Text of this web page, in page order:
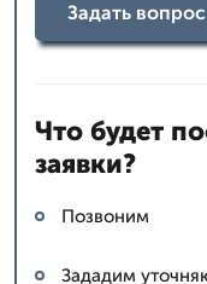
Задать вопрос
Что будет
заявки?
Позвоним
Зададим